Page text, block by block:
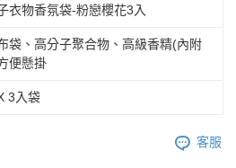
衣物香氛袋-粉戀櫻花3入
袋、高分子聚合物、高級香精(內附
便懸掛
3入袋
客服